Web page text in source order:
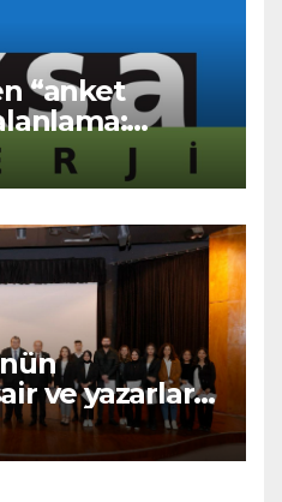
“anket
ve yazarların
– BRTK